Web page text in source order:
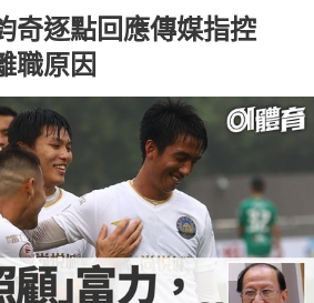
奇逐點回應傳媒指控
職原因